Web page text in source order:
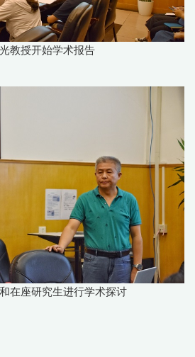
教授开始学术报告
在座研究生进行学术探讨